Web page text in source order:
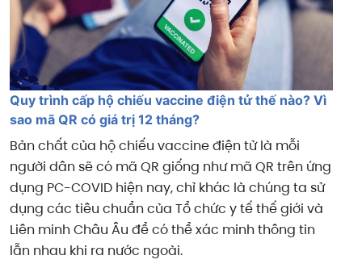
Quy trình cấp hộ chiếu vaccine điện tử thế nào? Vì
sao mã QR có giá trị 12 tháng?
Bản chất của hộ chiếu vaccine điện tử là mỗi
người dân sẽ có mã QR giống như mã QR trên ứng
dụng PC-COVID hiện nay, chỉ khác là chúng ta sử
dụng các tiêu chuẩn của Tổ chức y tế thế giới và
Liên minh Châu Âu để có thể xác minh thông tin
lẫn nhau khi ra nước ngoài.